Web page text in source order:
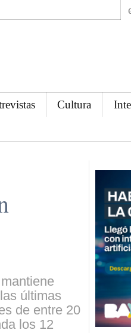
Cultura
últimas
de entre 20
los 12